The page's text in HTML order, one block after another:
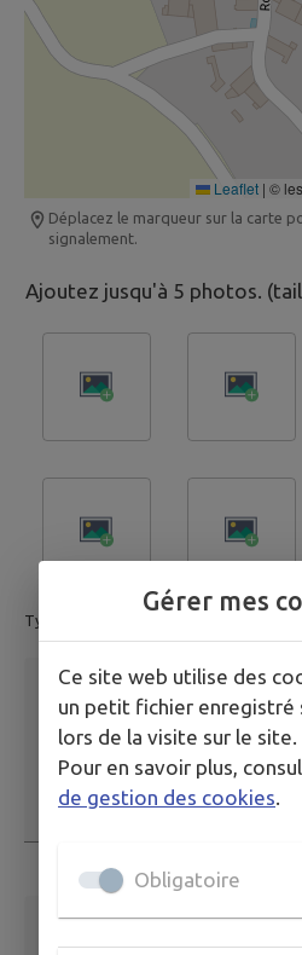
Leaflet | ©
Déplacez le marqueur sur la carte
signalement.
Ajoutez jusqu'à 5 photos.
Type de fichier accepté: image.
Description*
Gérer mes
Ce site web utilise des
un petit fichier enregistré
lors de la visite sur le site.
Pour en savoir plus,
de gestion des cookies
Obligatoire